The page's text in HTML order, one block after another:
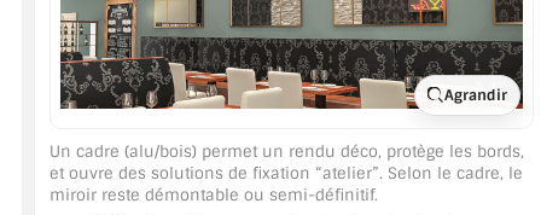
Agrandir
Un cadre (alu/bois) permet un rendu déco, protège les bords,
et ouvre des solutions de fixation “atelier”. Selon le cadre, le
miroir reste démontable ou semi-définitif.